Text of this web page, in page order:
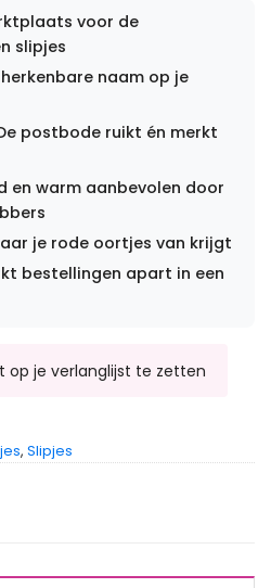
voor de
slipjes
naam op je
postbode ruikt én merkt
en warm aanbevolen door
je rode oortjes van krijgt
bestellingen apart in een
, Slipjes